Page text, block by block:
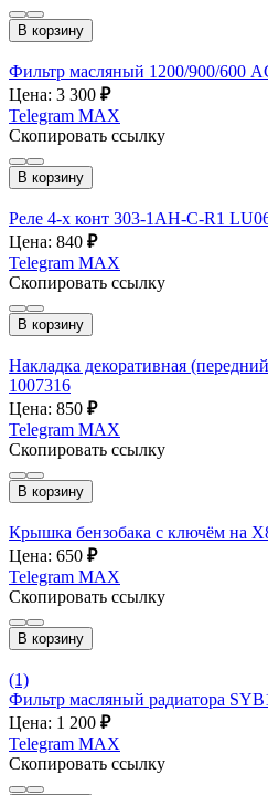
В корзину
Фильтр масляный 1200/900/600
Цена: 3 300 ₽
Telegram MAX
Скопировать ссылку
В корзину
Реле 4-х конт 303-1AH-C-R1
Цена: 840 ₽
Telegram MAX
Скопировать ссылку
В корзину
Накладка декоративная
1007316
Цена: 850 ₽
Telegram MAX
Скопировать ссылку
В корзину
Крышка бензобака с ключём на
Цена: 650 ₽
Telegram MAX
Скопировать ссылку
В корзину
(1)
Фильтр масляный радиатора
Цена: 1 200 ₽
Telegram MAX
Скопировать ссылку